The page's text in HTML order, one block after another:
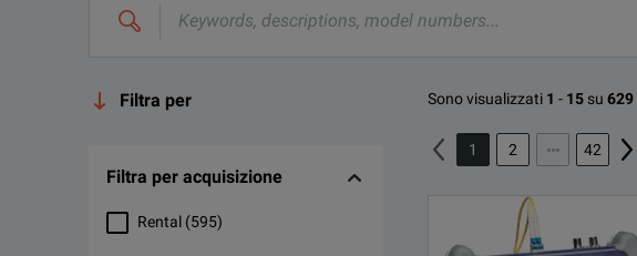
Filtra per
Filtra per acquisizione
Rental (595)
Sono visualizzati 1 - 15 su 629
1 2 42